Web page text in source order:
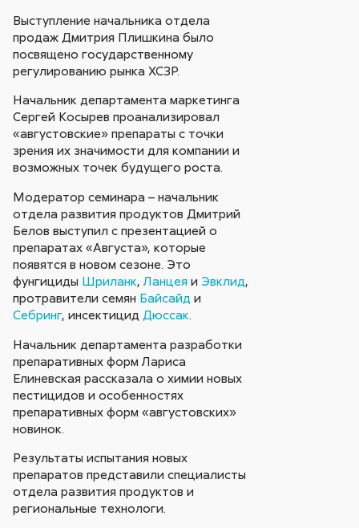
Выступление начальника отдела
продаж Дмитрия Плишкина было
посвящено государственному
регулированию рынка ХСЗР.
Начальник департамента маркетинга
Сергей Косырев проанализировал
«августовские» препараты с точки
зрения их значимости для компании и
возможных точек будущего роста.
Модератор семинара – начальник
отдела развития продуктов Дмитрий
Белов выступил с презентацией о
препаратах «Августа», которые
появятся в новом сезоне. Это
фунгициды Шриланк,Ланцея и Эвклид,
протравители семян Байсайд и
Себринг, инсектицидДюссак.
Начальник департамента разработки
препаративных форм Лариса
Елиневская рассказала о химии новых
пестицидов и особенностях
препаративных форм «августовских»
новинок.
Результаты испытания новых
препаратов представили специалисты
отдела развития продуктов и
региональные технологи.